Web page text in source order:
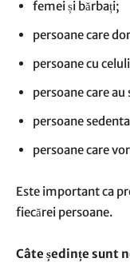
femei și bărbați;
persoane care
persoane cu
persoane care
persoane
persoane care
Este important ca
fiecărei persoane.
Câte ședințe sunt